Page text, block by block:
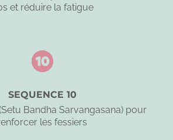
et réduire la fatigue
SEQUENCE 10
Bandha Sarvangasana) pour
les fessiers